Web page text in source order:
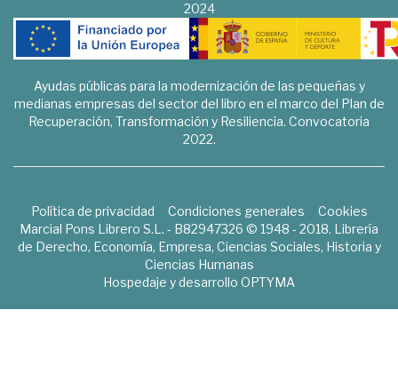
2024
Ayudas públicas para la modernización de las pequeñas y
medianas empresas del sector del libro en el marco del Plan de
Recuperación, Transformación y Resiliencia. Convocatoria
2022.
Política de privacidad Condiciones generales
Cookies
Marcial Pons Librero S.L. - B82947326 © 1948 - 2018. Librería
de Derecho, Economía, Empresa, Ciencias Sociales, Historia y
Ciencias Humanas
Hospedaje y desarrollo OPTYMA